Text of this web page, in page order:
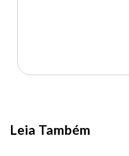
Leia Também